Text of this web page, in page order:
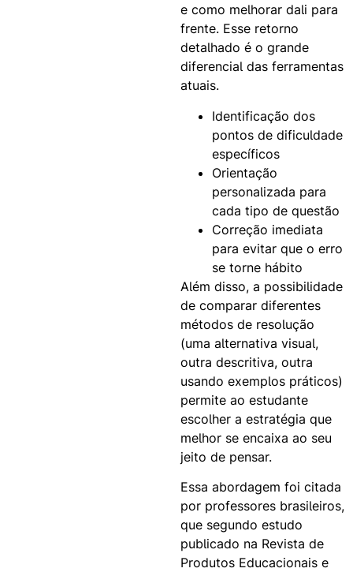
e como melhorar dali para
frente. Esse retorno
detalhado é o grande
diferencial das ferramentas
atuais.
Identificação dos
pontos de dificuldade
específicos
Orientação
personalizada para
cada tipo de questão
Correção imediata
para evitar que o erro
se torne hábito
Além disso, a possibilidade
de comparar diferentes
métodos de resolução
(uma alternativa visual,
outra descritiva, outra
usando exemplos práticos)
permite ao estudante
escolher a estratégia que
melhor se encaixa ao seu
jeito de pensar.
Essa abordagem foi citada
por professores brasileiros,
que segundo estudo
publicado na Revista de
Produtos Educacionais e